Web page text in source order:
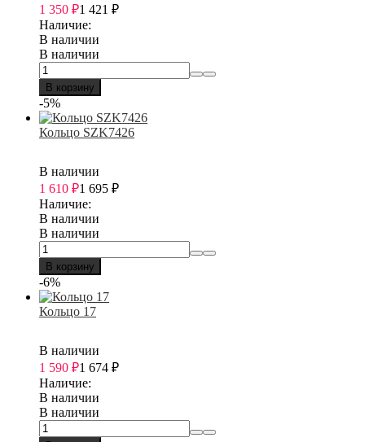
1 350 ₽1 421 ₽
Наличие:
В наличии
В наличии
В корзину
-5%
Кольцо SZK7426
В наличии
1 610 ₽1 695 ₽
Наличие:
В наличии
В наличии
В корзину
-6%
Кольцо 17
В наличии
1 590 ₽1 674 ₽
Наличие:
В наличии
В наличии